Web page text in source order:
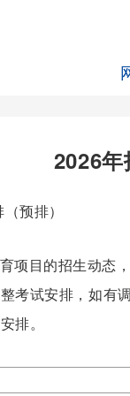
2026
预排）
项目的招生动态
考试安排，如有
排。